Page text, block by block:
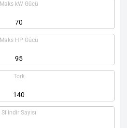
Maks kW Gücü
70
Maks HP Gücü
95
Tork
140
Silindir Sayısı